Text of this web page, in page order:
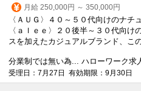
月給 250,000円 ～ 350,000円
〈ＡＵＧ〉４０～５０代向けのナチ
〈ａｌｅｅ〉２０後半～３０代向け
スを加えたカジュアルブランド、こ
分業制では無い為... ハローワーク求
受理日：7月27日 有効期限：9月30日